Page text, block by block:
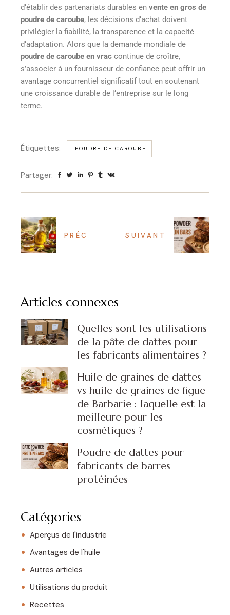
d’établir des partenariats durables en vente en gros de
poudre de caroube, les décisions d’achat doivent
privilégier la fiabilité, la transparence et la capacité
d’adaptation. Alors que la demande mondiale de
poudre de caroube en vrac continue de croître,
s’associer à un fournisseur de confiance peut offrir un
avantage concurrentiel significatif tout en soutenant
une croissance durable de l’entreprise sur le long
terme.
Étiquettes: POUDRE DE CAROUBE
Partager:
PRÉC SUIVANT
Articles connexes
Quelles sont les utilisations
de la pâte de dattes pour
les fabricants alimentaires ?
Huile de graines de dattes
vs huile de graines de figue
de Barbarie : laquelle est la
meilleure pour les
cosmétiques ?
Poudre de dattes pour
fabricants de barres
protéinées
Catégories
Aperçus de l'industrie
Avantages de l'huile
Autres articles
Utilisations du produit
Recettes